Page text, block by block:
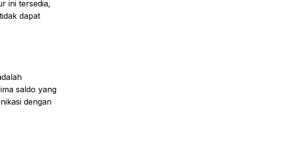
ini tersedia,
dapat
saldo yang
dengan